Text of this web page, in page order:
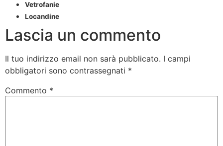
Vetrofanie
Locandine
Lascia un commento
Il tuo indirizzo email non sarà pubblicato. I campi
obbligatori sono contrassegnati *
Commento *